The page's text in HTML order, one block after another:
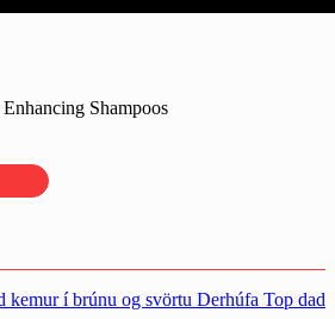
Derhúfa Top dad